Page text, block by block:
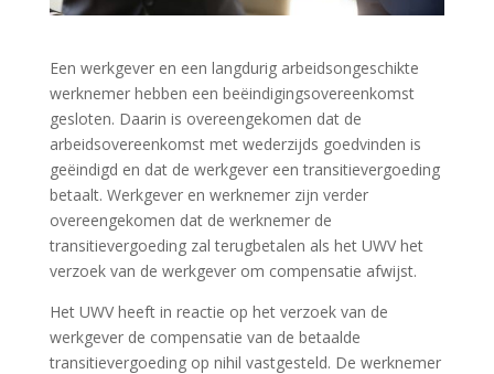
Een werkgever en een langdurig arbeidsongeschikte
werknemer hebben een beëindigingsovereenkomst
gesloten. Daarin is overeengekomen dat de
arbeidsovereenkomst met wederzijds goedvinden is
geëindigd en dat de werkgever een transitievergoeding
betaalt. Werkgever en werknemer zijn verder
overeengekomen dat de werknemer de
transitievergoeding zal terugbetalen als het UWV het
verzoek van de werkgever om compensatie afwijst.
Het UWV heeft in reactie op het verzoek van de
werkgever de compensatie van de betaalde
transitievergoeding op nihil vastgesteld. De werknemer